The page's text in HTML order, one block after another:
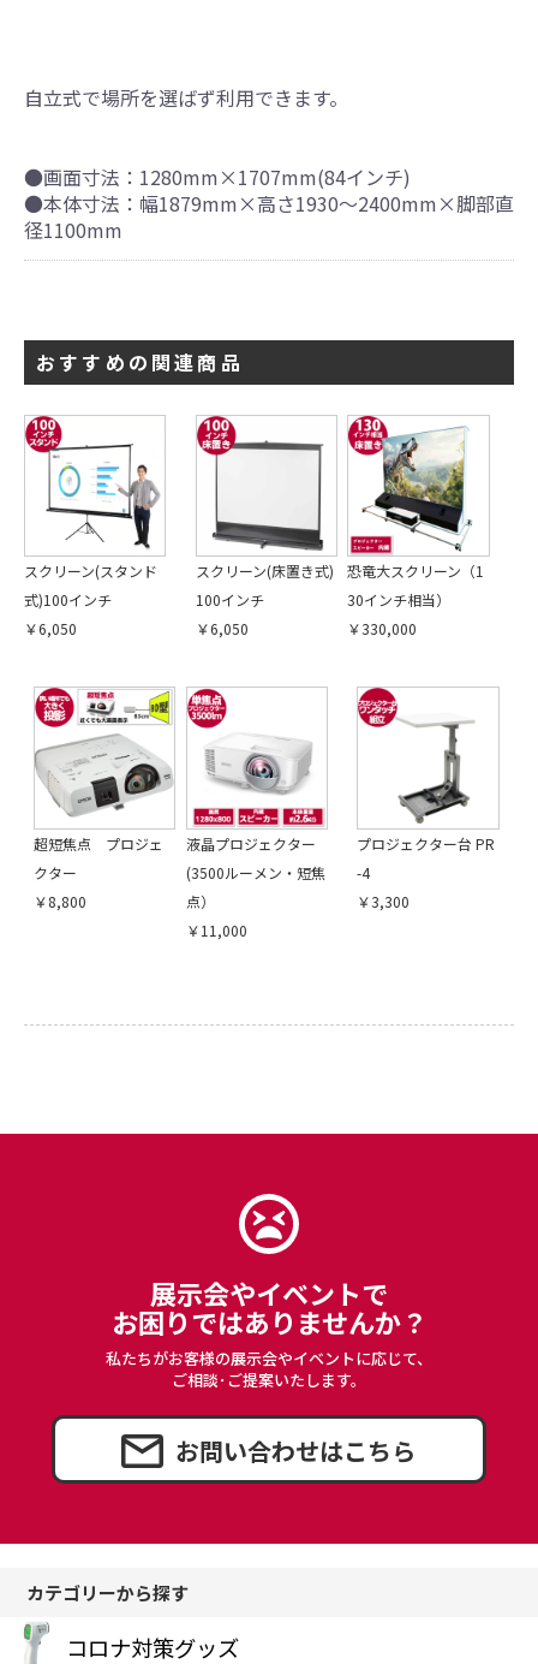
引続き他の商品も選ぶ
自立式で場所を選ばず利用できます。
●画面寸法：1280mm×1707mm(84インチ)
●本体寸法：幅1879mm×高さ1930～2400mm×脚部直
径1100mm
おすすめの関連商品
スクリーン(スタンド
式)100インチ
￥6,050
スクリーン(床置き式)
100インチ
￥6,050
恐竜大スクリーン（1
30インチ相当）
￥330,000
超短焦点 プロジェ
クター
￥8,800
液晶プロジェクター
(3500ルーメン・短焦
点）
￥11,000
プロジェクター台 PR
-4
￥3,300
展示会やイベントで
お困りではありませんか？
私たちがお客様の展示会やイベントに応じて、
ご相談･ご提案いたします。
お問い合わせはこちら
カテゴリーから探す
コロナ対策グッズ